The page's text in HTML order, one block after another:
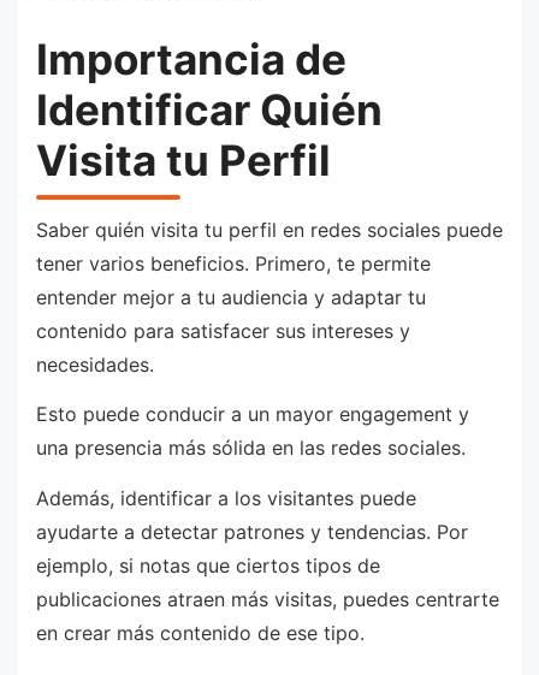
Importancia de
Identificar Quién
Visita tu Perfil
Saber quién visita tu perfil en redes sociales puede
tener varios beneficios. Primero, te permite
entender mejor a tu audiencia y adaptar tu
contenido para satisfacer sus intereses y
necesidades.
Esto puede conducir a un mayor engagement y
una presencia más sólida en las redes sociales.
Además, identificar a los visitantes puede
ayudarte a detectar patrones y tendencias. Por
ejemplo, si notas que ciertos tipos de
publicaciones atraen más visitas, puedes centrarte
en crear más contenido de ese tipo.